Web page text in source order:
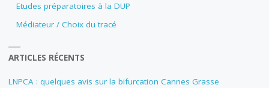
Etudes préparatoires à la DUP
Médiateur / Choix du tracé
ARTICLES RÉCENTS
LNPCA : quelques avis sur la bifurcation Cannes Grasse